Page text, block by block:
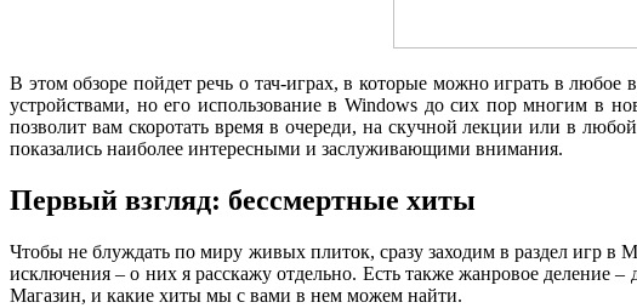
В этом обзоре пойдет речь о тач-играх, в которые можно играть в
устройствами, но его использование в Windows до сих пор многим в
позволит вам скоротать время в очереди, на скучной лекции или в
показались наиболее интересными и заслуживающими внимания.
Первый взгляд: бессмертные хиты
Чтобы не блуждать по миру живых плиток, сразу заходим в раздел игр в
исключения – о них я расскажу отдельно. Есть также жанровое деление
Магазин, и какие хиты мы с вами в нем можем найти.